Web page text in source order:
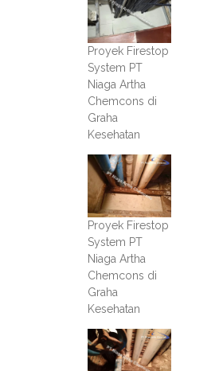
Proyek Firestop
System PT
Niaga Artha
Chemcons di
Graha
Kesehatan
Proyek Firestop
System PT
Niaga Artha
Chemcons di
Graha
Kesehatan